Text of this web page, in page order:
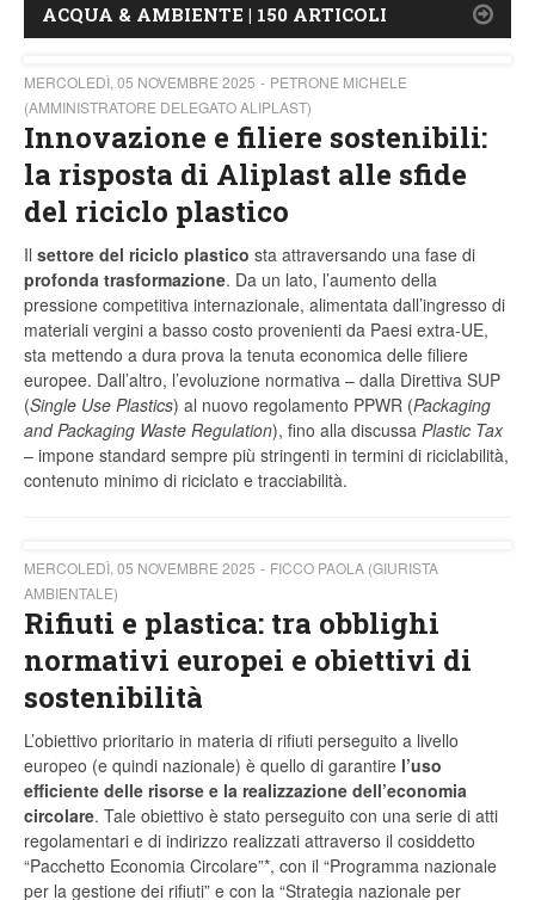
ACQUA & AMBIENTE | 150 ARTICOLI
MERCOLEDÌ, 05 NOVEMBRE 2025
PETRONE MICHELE
(AMMINISTRATORE DELEGATO ALIPLAST)
Innovazione e filiere sostenibili:
la risposta di Aliplast alle sfide
del riciclo plastico
Il settore del riciclo plastico sta attraversando una fase di
profonda trasformazione. Da un lato, l’aumento della
pressione competitiva internazionale, alimentata dall’ingresso di
materiali vergini a basso costo provenienti da Paesi extra-UE,
sta mettendo a dura prova la tenuta economica delle filiere
europee. Dall’altro, l’evoluzione normativa – dalla Direttiva SUP
(Single Use Plastics) al nuovo regolamento PPWR (Packaging
and Packaging Waste Regulation), fino alla discussa Plastic Tax
– impone standard sempre più stringenti in termini di riciclabilità,
contenuto minimo di riciclato e tracciabilità.
MERCOLEDÌ, 05 NOVEMBRE 2025
FICCO PAOLA (GIURISTA
AMBIENTALE)
Rifiuti e plastica: tra obblighi
normativi europei e obiettivi di
sostenibilità
L’obiettivo prioritario in materia di rifiuti perseguito a livello
europeo (e quindi nazionale) è quello di garantire l’uso
efficiente delle risorse e la realizzazione dell’economia
circolare. Tale obiettivo è stato perseguito con una serie di atti
regolamentari e di indirizzo realizzati attraverso il cosiddetto
“Pacchetto Economia Circolare”*, con il “Programma nazionale
per la gestione dei rifiuti” e con la “Strategia nazionale per